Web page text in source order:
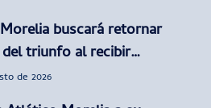
buscará retornar
del triunfo al recibir…
de 2026